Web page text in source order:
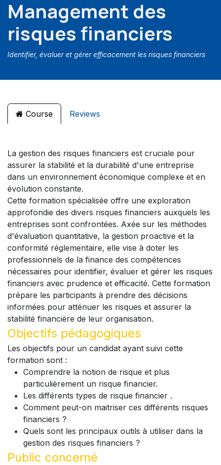
Management des
risques financiers
Identifier, évaluer et gérer efficacement les risques financiers
Course Reviews
La gestion des risques financiers est cruciale pour
assurer la stabilité et la durabilité d'une entreprise
dans un environnement économique complexe et en
évolution constante.
Cette formation spécialisée offre une exploration
approfondie des divers risques financiers auxquels les
entreprises sont confrontées. Axée sur les méthodes
d'évaluation quantitative, la gestion proactive et la
conformité réglementaire, elle vise à doter les
professionnels de la finance des compétences
nécessaires pour identifier, évaluer et gérer les risques
financiers avec prudence et efficacité. Cette formation
prépare les participants à prendre des décisions
informées pour atténuer les risques et assurer la
stabilité financière de leur organisation.
Objectifs pédagogiques
Les objectifs pour un candidat ayant suivi cette
formation sont :
Comprendre la notion de risque et plus
particulièrement un risque financier.
Les différents types de risque financier .
Comment peut-on maitriser ces différents risques
financiers ?
Quels sont les principaux outils à utiliser dans la
gestion des risques financiers ?
Public concerné